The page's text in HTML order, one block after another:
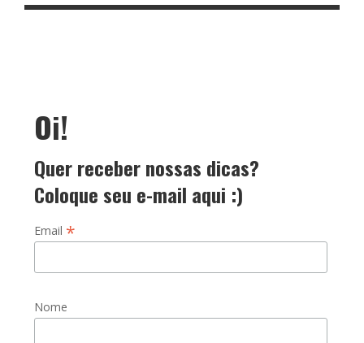
Oi!
Quer receber nossas dicas?
Coloque seu e-mail aqui :)
Email *
Nome